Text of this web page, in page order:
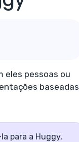
eles pessoas ou
baseadas
para a Huggy,